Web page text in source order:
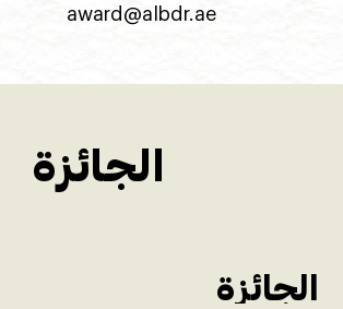
award@albdr.ae
الجائزة
الجائزة